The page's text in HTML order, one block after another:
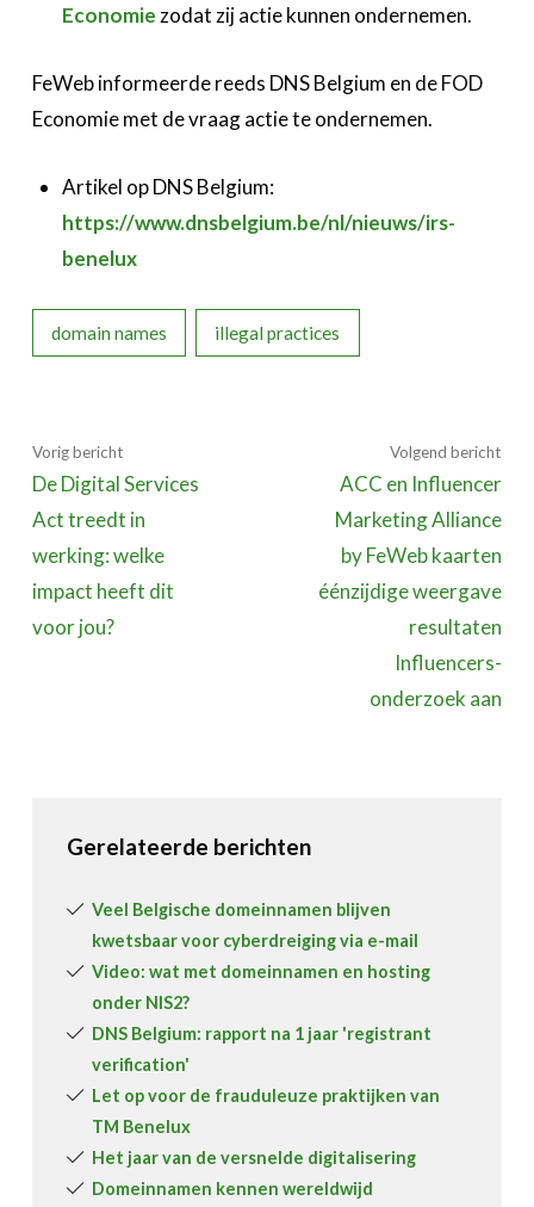
Economie zodat zij actie kunnen ondernemen.
FeWeb informeerde reeds DNS Belgium en de FOD
Economie met de vraag actie te ondernemen.
Artikel op DNS Belgium:
https://www.dnsbelgium.be/nl/nieuws/irs-
benelux
domain names illegal practices
Vorig bericht
De Digital Services
Act treedt in
werking: welke
impact heeft dit
voor jou?
Volgend bericht
ACC en Influencer
Marketing Alliance
by FeWeb kaarten
éénzijdige weergave
resultaten
Influencers-
onderzoek aan
Gerelateerde berichten
Veel Belgische domeinnamen blijven
kwetsbaar voor cyberdreiging via e-mail
Video: wat met domeinnamen en hosting
onder NIS2?
DNS Belgium: rapport na 1 jaar 'registrant
verification'
Let op voor de frauduleuze praktijken van
TM Benelux
Het jaar van de versnelde digitalisering
Domeinnamen kennen wereldwijd